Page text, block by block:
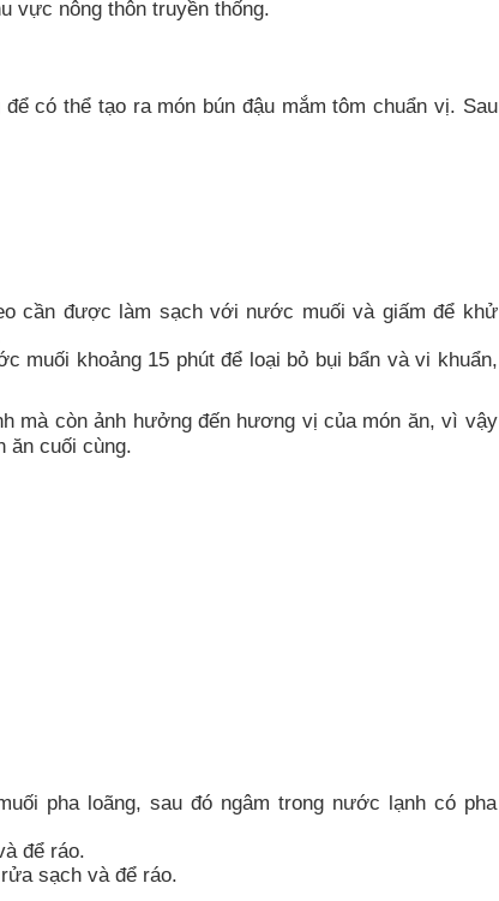
vực nông thôn truyền thống.
có thể tạo ra món bún đậu mắm tôm chuẩn vị. Sau
cần được làm sạch với nước muối và giấm để khử
muối khoảng 15 phút để loại bỏ bụi bẩn và vi khuẩn,
mà còn ảnh hưởng đến hương vị của món ăn, vì vậy
ăn cuối cùng.
pha loãng, sau đó ngâm trong nước lạnh có pha
để ráo.
sạch và để ráo.